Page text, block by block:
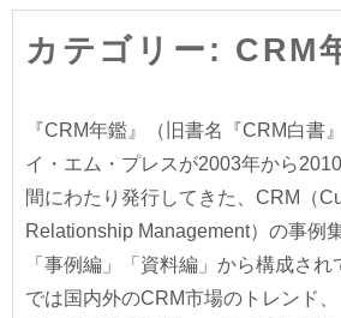
カテゴリー: CRM
『CRM年鑑』（旧書名『CRM白書
イ・エム・プレスが2003年から
間にわたり発行してきた、CRM（
Relationship Management）の事例
「事例編」「資料編」から構成され
では国内外のCRM市場のトレンド